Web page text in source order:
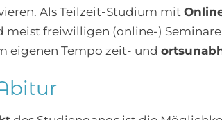
Als Teilzeit-Studium mit
meist freiwilligen (online-)
eigenen Tempo zeit- und